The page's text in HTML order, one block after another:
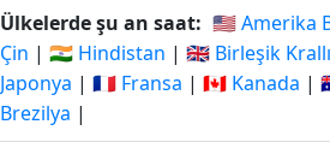
Ülkelerde şu an saat: 🇺🇸 Amerika
Çin | 🇮🇳 Hindistan | 🇬🇧 Birleşik
Japonya | 🇫🇷 Fransa | 🇨🇦 Kanada |
Brezilya |